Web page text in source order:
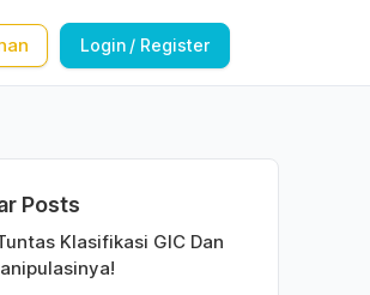
Login / Register
Posts
Klasifikasi GIC Dan